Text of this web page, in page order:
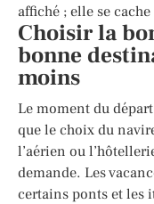
affiché ; elle se
Choisir la
bonne
moins
Le moment du
que le choix du
l’aérien ou
demande. Les
certains ponts et les